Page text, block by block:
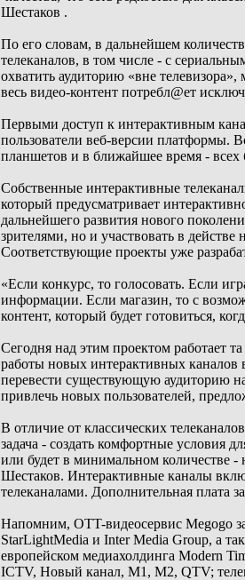
Шестаков .
По его словам, в дальнейшем
телеканалов, в том числе - с
охватить аудиторию «вне
весь видео-контент потребл@ет
Первыми доступ к интерактивным
пользователи веб-версии платформы.
планшетов и в ближайшее время - всех
Собственные интерактивные
который предусматривает
дальнейшего развития нового
зрителями, но и участвовать в
Соответствующие проекты уже
«Если конкурс, то голосовать. Если
информации. Если магазин, то с
контент, который будет готовиться,
Сегодня над этим проектом работает
работы новых интерактивных
перевести существующую аудиторию
привлечь новых пользователей,
В отличие от классических
задача - создать комфортные условия
или будет в минимальном количестве
Шестаков. Интерактивные каналы
телеканалами. Дополнительная плата
Напомним, OTT-видеосервис Megogo
StarLightMedia и Inter Media Group, а
европейском медиахолдинга Modern
ICTV, Новый канал, М1, М2, QTV;